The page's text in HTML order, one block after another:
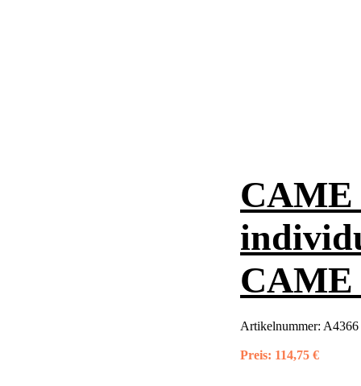
CAME
CAME
Artikelnummer:
Preis: 114,75 €